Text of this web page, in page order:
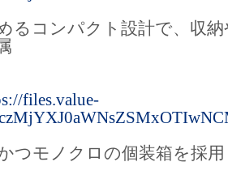
るコンパクト設計で、収
files.value-
つモノクロの個装箱を採用